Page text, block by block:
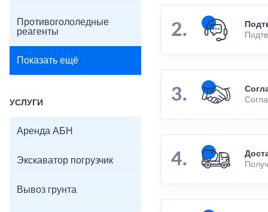
Противогололедные
реагенты
Показать ещё
УСЛУГИ
Аренда АБН
Экскаватор погрузчик
Вывоз грунта